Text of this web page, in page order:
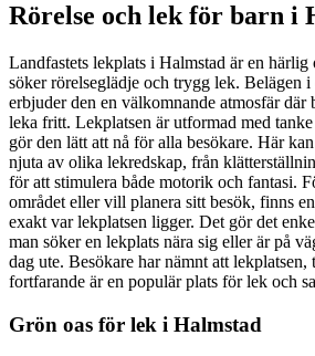
Rörelse och lek för barn i
Landfastets lekplats i Halmstad är en
söker rörelseglädje och trygg lek. Belägen
erbjuder den en välkomnande atmosfär där
leka fritt. Lekplatsen är utformad med
gör den lätt att nå för alla besökare. Här
njuta av olika lekredskap, från
för att stimulera både motorik och fantasi.
området eller vill planera sitt besök, finns
exakt var lekplatsen ligger. Det gör det
man söker en lekplats nära sig eller är på
dag ute. Besökare har nämnt att
fortfarande är en populär plats för lek och
Grön oas för lek i Halmstad